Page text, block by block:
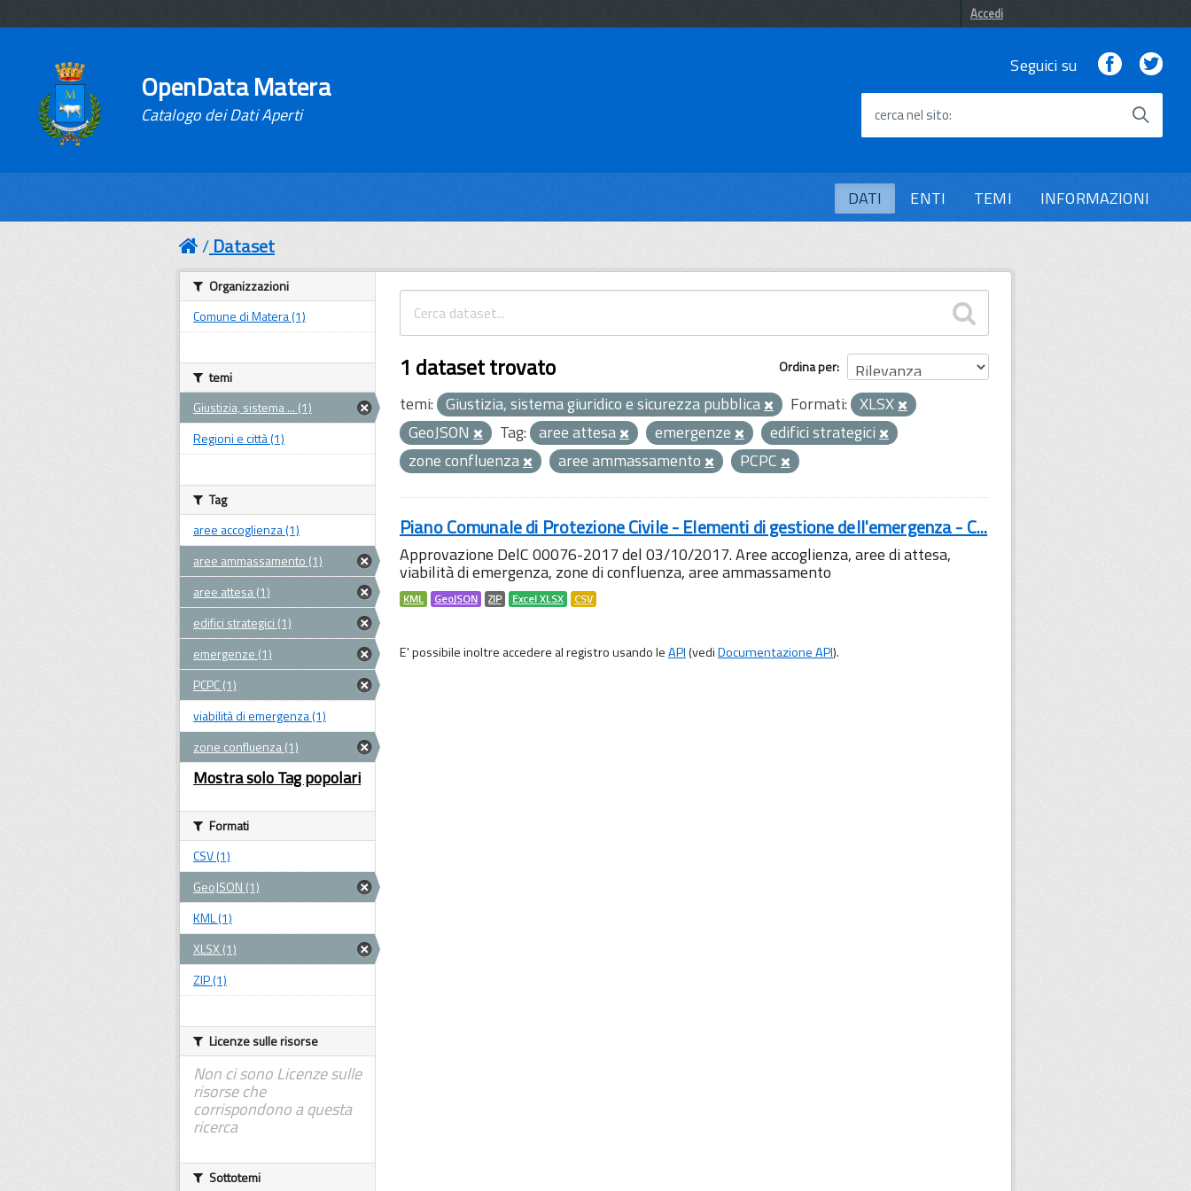
Accedi
OpenData Matera
Catalogo dei Dati Aperti
Seguici su Facebook
cerca nel sito
DATI ENTI TEMI INFORMAZIONI
Dataset
Ordina per
1 dataset trovato
temi: Giustizia, sistema giuridico e sicurezza pubblica Formati: XLSX
GeoJSON
Tag: aree attesa emergenze
edifici strategici
zone confluenza
aree ammassamento PCPC
Piano Comunale di Protezione Civile - Elementi di gestione dell'emergenza - C...
Approvazione DelC 00076-2017 del 03/10/2017. Aree accoglienza, aree di attesa,
viabilità di emergenza, zone di confluenza, aree ammassamento
KML GeoJSON ZIP Excel XLSX CSV
E' possibile inoltre accedere al registro usando leAPI(vediDocumentazione API).
Organizzazioni
Comune di Matera (1)
temi
Giustizia, sistema ... (1)
Regioni e città (1)
Tag
aree accoglienza (1)
aree ammassamento (1)
aree attesa (1)
edifici strategici (1)
emergenze (1)
PCPC (1)
viabilità di emergenza (1)
zone confluenza (1)
Mostra solo Tag popolari
Formati
CSV (1)
GeoJSON (1)
KML (1)
XLSX (1)
ZIP (1)
Licenze sulle risorse
Non ci sono Licenze sulle
risorse che
corrispondono a questa
ricerca
Sottotemi